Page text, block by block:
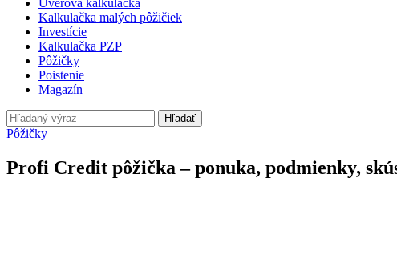
Úverová kalkulačka
Kalkulačka malých pôžičiek
Investície
Kalkulačka PZP
Pôžičky
Poistenie
Magazín
Hľadať
Pôžičky
Profi Credit pôžička – ponuka, podmienky,